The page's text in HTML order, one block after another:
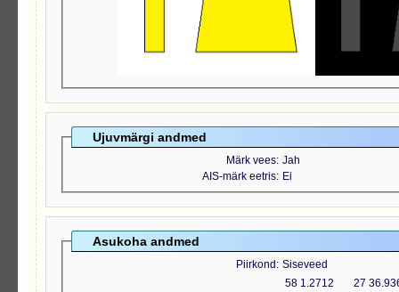
Ujuvmärgi andmed
Märk vees Jah
AIS-märk eetris Ei
Asukoha andmed
Piirkond Siseveed
58 1.2712
27